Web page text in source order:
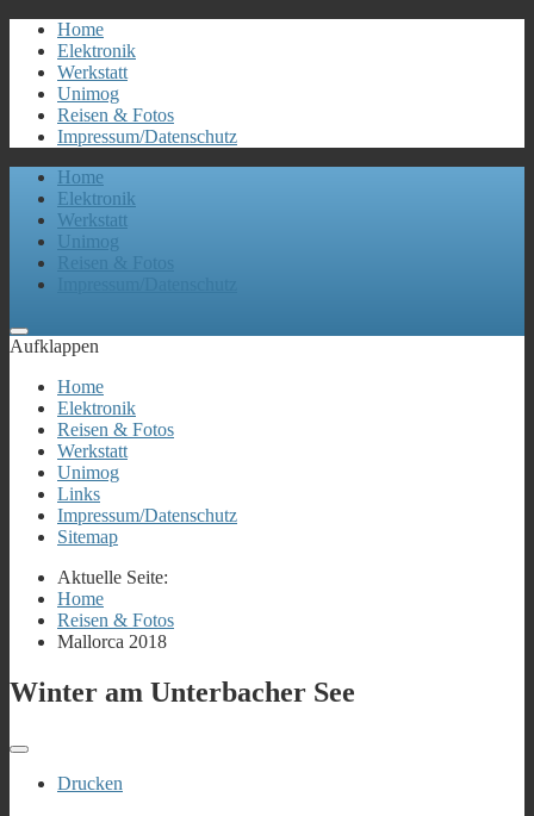
Home
Elektronik
Werkstatt
Unimog
Reisen & Fotos
Impressum/Datenschutz
Home
Elektronik
Werkstatt
Unimog
Aufklappen
Home
Elektronik
Reisen & Fotos
Werkstatt
Unimog
Links
Impressum/Datenschutz
Sitemap
Aktuelle Seite:
Home
Reisen & Fotos
Mallorca 2018
Winter am Unterbacher See
Drucken